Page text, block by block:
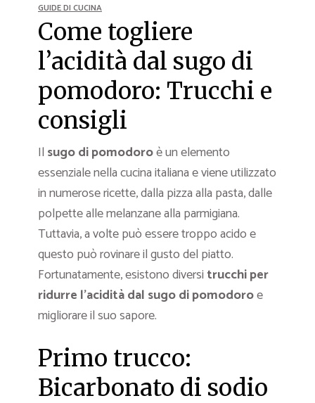
GUIDE DI CUCINA
Come togliere
l’acidità dal sugo di
pomodoro: Trucchi e
consigli
Il sugo di pomodoroè un elemento
essenziale nella cucina italiana e viene utilizzato
in numerose ricette, dalla pizza alla pasta, dalle
polpette alle melanzane alla parmigiana.
Tuttavia, a volte può essere troppo acido e
questo può rovinare il gusto del piatto.
Fortunatamente, esistono diversi trucchi per
ridurre l’acidità dal sugo di pomodoroe
migliorare il suo sapore.
Primo trucco:
Bicarbonato di sodio